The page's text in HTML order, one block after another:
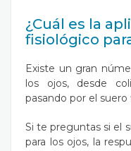
¿Cuál es la
fisiológico
Existe un gran
los ojos, desde
pasando por el suero
Si te preguntas si el
para los ojos, la